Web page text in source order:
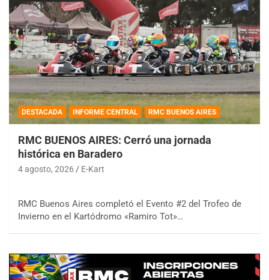
DESTACADA INFORME CENTRAL RMC BUENOS AIRES
RMC BUENOS AIRES: Cerró una jornada
histórica en Baradero
4 agosto, 2026 E-Kart
RMC Buenos Aires completó el Evento #2 del Trofeo de
Invierno en el Kartódromo «Ramiro Tot»…